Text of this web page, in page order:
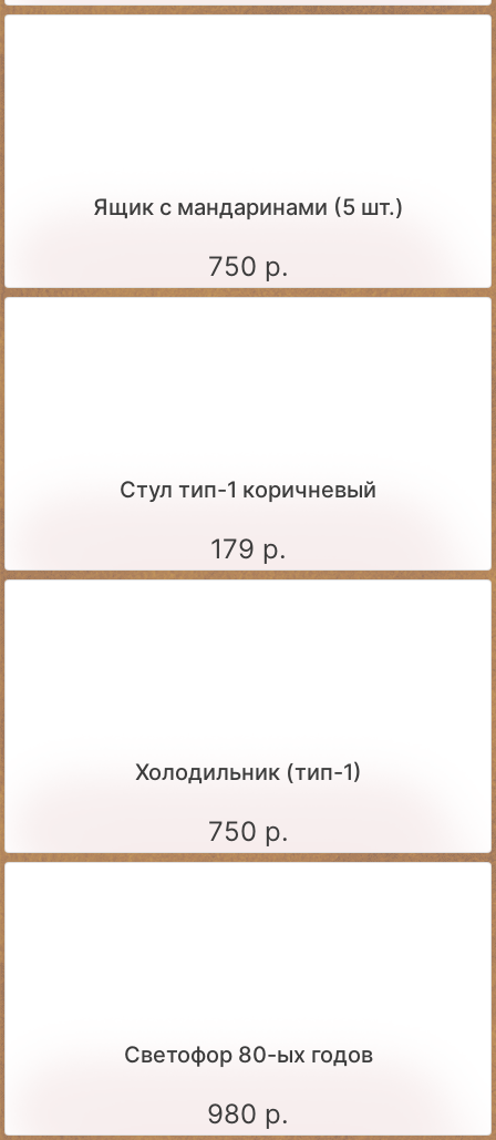
Ящик c мандаринами (5 шт.)
750 р.
Стул тип-1 коричневый
179 р.
Холодильник (тип-1)
750 р.
Светофор 80-ых годов
980 р.